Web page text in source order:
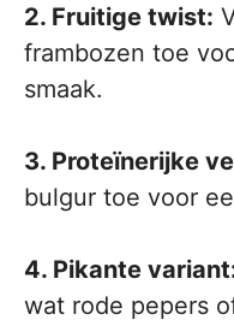
2. Fruitige twist:
frambozen toe
smaak.
3. Proteïnerijke
bulgur toe voor
4. Pikante
wat rode pepers